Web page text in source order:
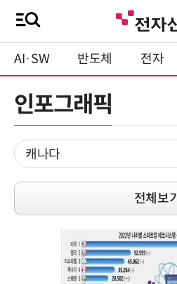
AI·SW 반도체 전자
인포그래픽
전체보기